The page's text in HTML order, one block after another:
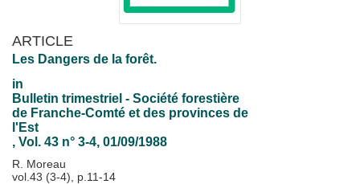
ARTICLE
Les Dangers de la forêt.
in
Bulletin trimestriel - Société forestière
de Franche-Comté et des provinces de
l'Est
, Vol. 43 n° 3-4, 01/09/1988
R. Moreau
vol.43 (3-4), p.11-14